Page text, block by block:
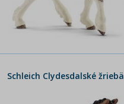
Schleich Clydesdalské žriebä